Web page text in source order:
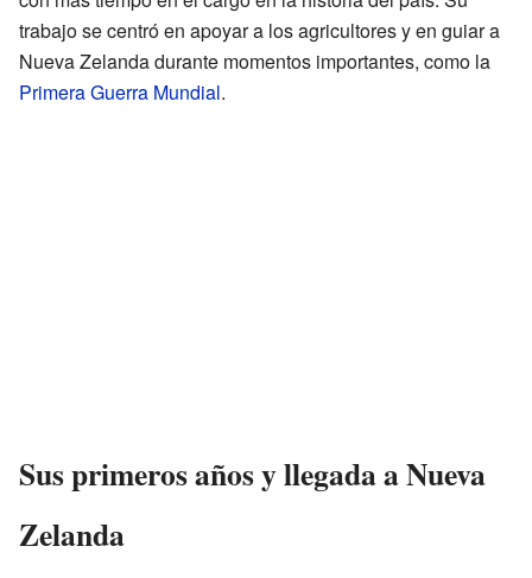
trabajo se centró en apoyar a los agricultores y en guiar a
Nueva Zelanda durante momentos importantes, como la
Primera Guerra Mundial.
Sus primeros años y llegada a Nueva
Zelanda